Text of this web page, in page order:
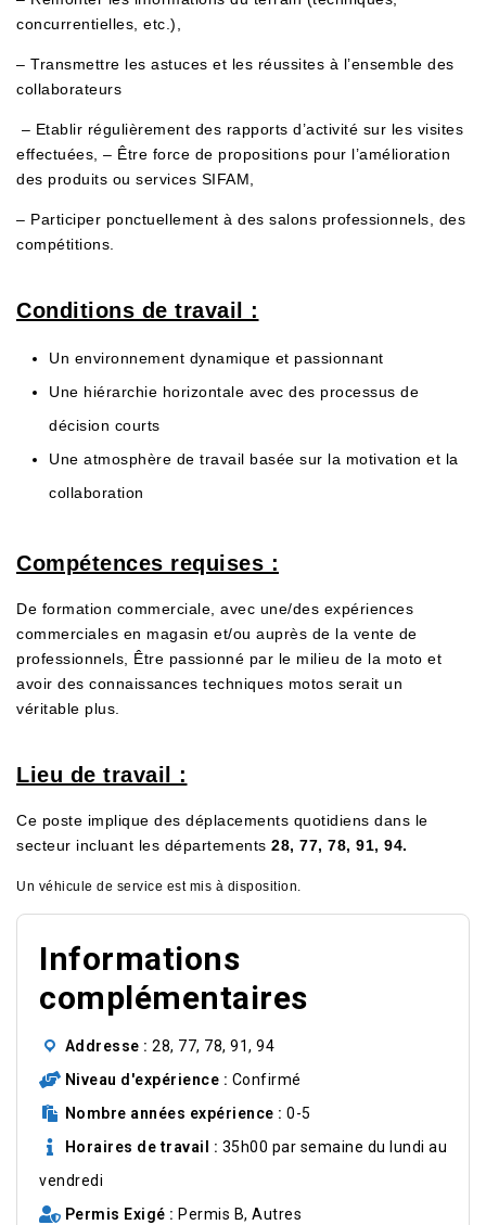
concurrentielles, etc.),
– Transmettre les astuces et les réussites à l’ensemble des
collaborateurs
– Etablir régulièrement des rapports d’activité sur les visites
effectuées, – Être force de propositions pour l’amélioration
des produits ou services SIFAM,
– Participer ponctuellement à des salons professionnels, des
compétitions.
Conditions de travail :
Un environnement dynamique et passionnant
Une hiérarchie horizontale avec des processus de
décision courts
Une atmosphère de travail basée sur la motivation et la
collaboration
Compétences requises :
De formation commerciale, avec une/des expériences
commerciales en magasin et/ou auprès de la vente de
professionnels, Être passionné par le milieu de la moto et
avoir des connaissances techniques motos serait un
véritable plus.
Lieu de travail :
Ce poste implique des déplacements quotidiens dans le
secteur incluant les départements 28, 77, 78, 91, 94.
Un véhicule de service est mis à disposition.
Informations
complémentaires
Addresse
28, 77, 78, 91, 94
Niveau d'expérience
Confirmé
Nombre années expérience
0-5
Horaires de travail
35h00 par semaine du lundi au
vendredi
Permis Exigé
Permis B, Autres